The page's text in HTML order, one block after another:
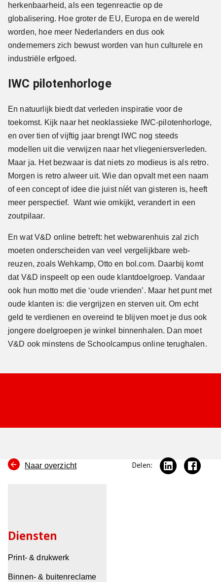
herkenbaarheid, als een tegenreactie op de
globalisering. Hoe groter de EU, Europa en de wereld
worden, hoe meer Nederlanders en dus ook
ondernemers zich bewust worden van hun culturele en
industriële erfgoed.
IWC pilotenhorloge
En natuurlijk biedt dat verleden inspiratie voor de
toekomst. Kijk naar het neoklassieke IWC-pilotenhorloge,
en over tien of vijftig jaar brengt IWC nog steeds
modellen uit die verwijzen naar het vliegeniersverleden.
Maar ja. Het bezwaar is dat niets zo modieus is als retro.
Morgen is retro alweer uit. Wie dan opvalt met een naam
of een concept of idee die juist níét van gisteren is, heeft
meer perspectief. Want wie omkijkt, verandert in een
zoutpilaar.
En wat V&D online betreft: het webwarenhuis zal zich
moeten onderscheiden van veel vergelijkbare web-
reuzen, zoals Wehkamp, Otto en bol.com. Daarbij komt
dat V&D inspeelt op een oude klantdoelgroep. Vandaar
ook hun motto met die ‘oude vrienden’. Maar het punt met
oude klanten is: die vergrijzen en sterven uit. Om echt
geld te verdienen en overeind te blijven moet je dus ook
jongere doelgroepen je winkel binnenhalen. Dan moet
V&D ook minstens de Schoolcampus online terughalen.
Naar overzicht Delen:
Diensten
Print- & drukwerk
Binnen- & buitenreclame